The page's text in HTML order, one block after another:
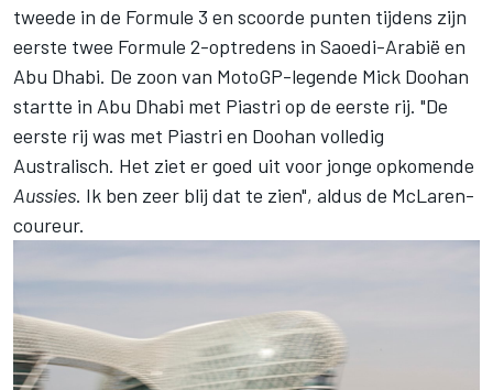
tweede in de Formule 3 en scoorde punten tijdens zijn
eerste twee Formule 2-optredens in Saoedi-Arabië en
Abu Dhabi. De zoon van MotoGP-legende Mick Doohan
startte in Abu Dhabi met Piastri op de eerste rij. "De
eerste rij was met Piastri en Doohan volledig
Australisch. Het ziet er goed uit voor jonge opkomende
Aussies. Ik ben zeer blij dat te zien", aldus de McLaren-
coureur.